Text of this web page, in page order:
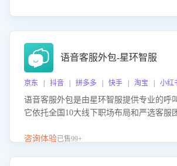
语音客服外包-星环智服
京东 | 抖音 | 拼多多 | 快手 | 淘宝 | 小红
语音客服外包是由星环智服提供专业的呼
它依托全国10大线下职场布局和严选客服
客服团队和智能工具提升语音客服服务效
咨询体验已售99+